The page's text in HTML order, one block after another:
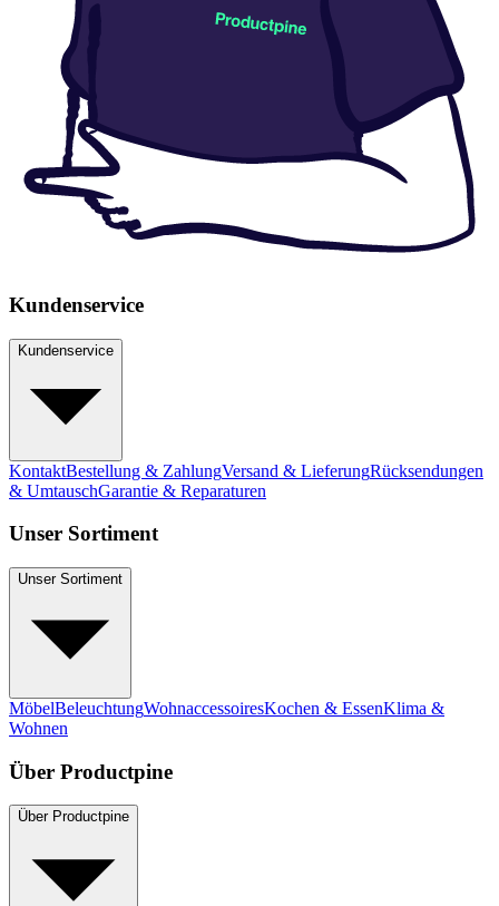
Kundenservice
Kundenservice
KontaktBestellung & ZahlungVersand & LieferungRücksendungen
& UmtauschGarantie & Reparaturen
Unser Sortiment
Unser Sortiment
MöbelBeleuchtungWohnaccessoiresKochen & EssenKlima &
Wohnen
Über Productpine
Über Productpine